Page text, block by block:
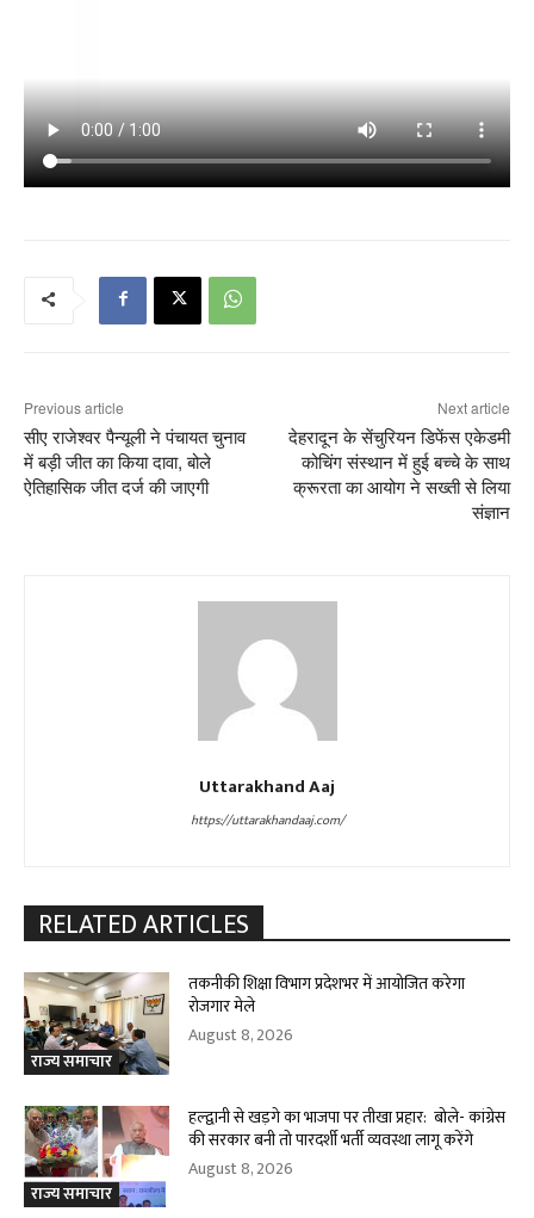
Previous article
सीए राजेश्वर पैन्यूली ने पंचायत चुनाव
में बड़ी जीत का किया दावा, बोले
ऐतिहासिक जीत दर्ज की जाएगी
Next article
देहरादून के सेंचुरियन डिफेंस एकेडमी
कोचिंग संस्थान में हुई बच्चे के साथ
क्रूरता का आयोग ने सख्ती से लिया
संज्ञान
Uttarakhand Aaj
https://uttarakhandaaj.com/
RELATED ARTICLES
राज्य समाचार
तकनीकी शिक्षा विभाग प्रदेशभर में आयोजित करेगा
रोजगार मेले
August 8, 2026
राज्य समाचार
हल्द्वानी से खड़गे का भाजपा पर तीखा प्रहार: बोले- कांग्रेस
की सरकार बनी तो पारदर्शी भर्ती व्यवस्था लागू करेंगे
August 8, 2026